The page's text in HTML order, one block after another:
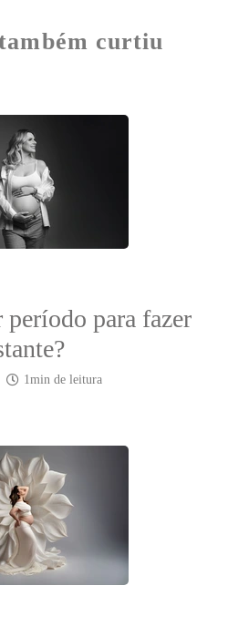
curtiu
para fazer
1min de leitura